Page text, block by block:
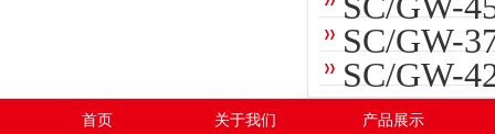
SC/GW-
SC/GW-
首页 关于我们 产品展示